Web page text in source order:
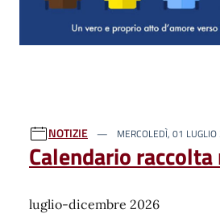
NOTIZIE MERCOLEDÌ, 01
Calendario
luglio-dicembre 2026